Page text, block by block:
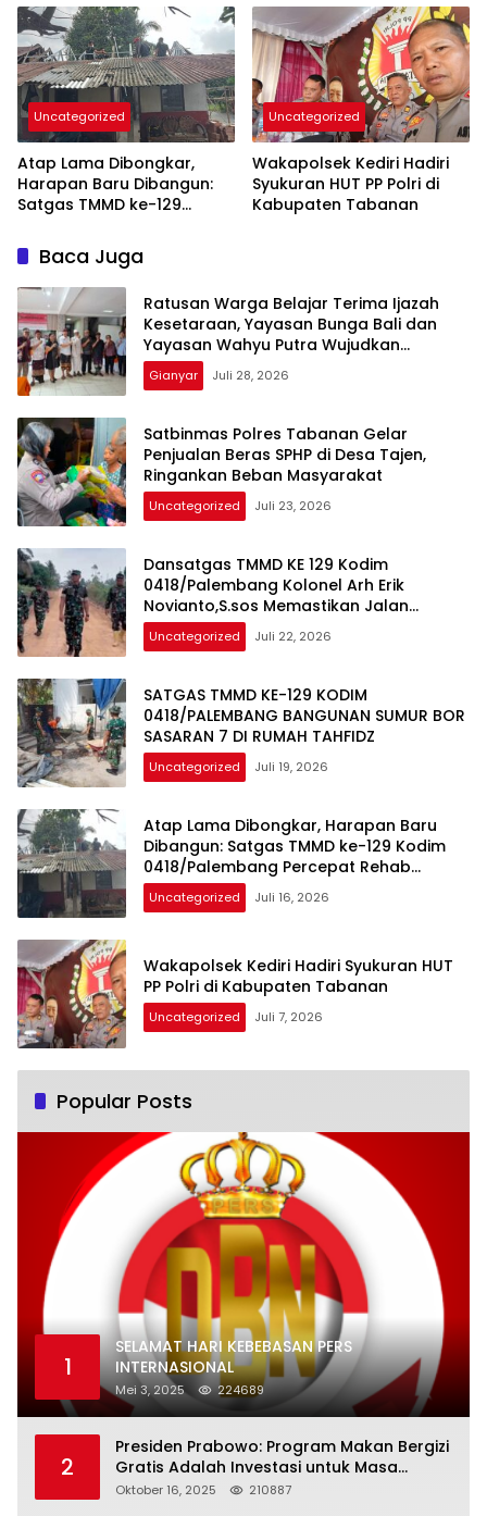
Jalan Harapan Warga
Segera Terwujud
TAHFIDZ
Uncategorized
Atap Lama Dibongkar,
Harapan Baru Dibangun:
Satgas TMMD ke-129
Percepat Rehab Rumah
Bapak Karyo
Uncategorized
Wakapolsek Kediri Hadiri
Syukuran HUT PP Polri di
Kabupaten Tabanan
Baca Juga
Ratusan Warga Belajar Terima Ijazah
Kesetaraan, Yayasan Bunga Bali dan
Yayasan Wahyu Putra Wujudkan
Harapan Baru Pendidikan
Gianyar Juli 28, 2026
Satbinmas Polres Tabanan Gelar
Penjualan Beras SPHP di Desa Tajen,
Ringankan Beban Masyarakat
Uncategorized Juli 23, 2026
Dansatgas TMMD KE 129 Kodim
0418/Palembang Kolonel Arh Erik
Novianto,S.sos Memastikan Jalan
Harapan Warga Segera Terwujud
Uncategorized Juli 22, 2026
SATGAS TMMD KE-129 KODIM
0418/PALEMBANG BANGUNAN SUMUR BOR
SASARAN 7 DI RUMAH TAHFIDZ
Uncategorized Juli 19, 2026
Atap Lama Dibongkar, Harapan Baru
Dibangun: Satgas TMMD ke-129 Kodim
0418/Palembang Percepat Rehab
Rumah Bapak Karyo
Uncategorized Juli 16, 2026
Wakapolsek Kediri Hadiri Syukuran HUT
PP Polri di Kabupaten Tabanan
Uncategorized Juli 7, 2026
Popular Posts
1
SELAMAT HARI KEBEBASAN PERS
INTERNASIONAL
Mei 3, 2025 224689
2
Presiden Prabowo: Program Makan Bergizi
Gratis Adalah Investasi untuk Masa
Depan Bangsa
Oktober 16, 2025 210887